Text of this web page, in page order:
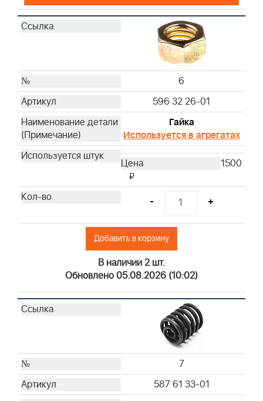
6
596 32 26-01
Гайка
Используется в агрегатах
1500
i
- +
Добавить в корзину
В наличии 2 шт.
Обновлено 05.08.2026 (10:02)
7
587 61 33-01